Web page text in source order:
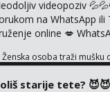
videopoziv
na WhatsApp ili
online 💋
NEE
Ženska osoba traži mušku
starije tete?